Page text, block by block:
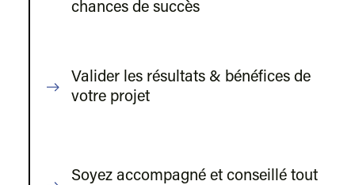
chances de succès
Valider les résultats & bénéfices de
votre projet
Soyez accompagné et conseillé tout